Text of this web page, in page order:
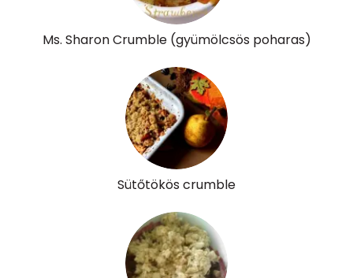
Ms. Sharon Crumble (gyümölcsös poharas)
Sütőtökös crumble